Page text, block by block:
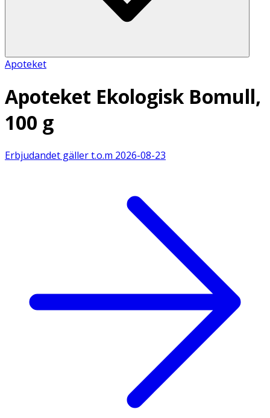
Apoteket
Apoteket Ekologisk Bomull,
100 g
Erbjudandet gäller t.o.m 2026-08-23